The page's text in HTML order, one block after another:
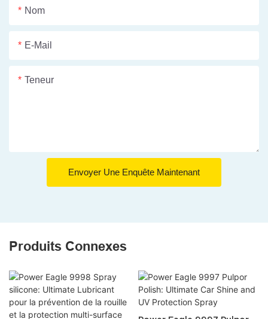
Nom
E-Mail
Teneur
Envoyer Une Enquête Maintenant
Produits Connexes